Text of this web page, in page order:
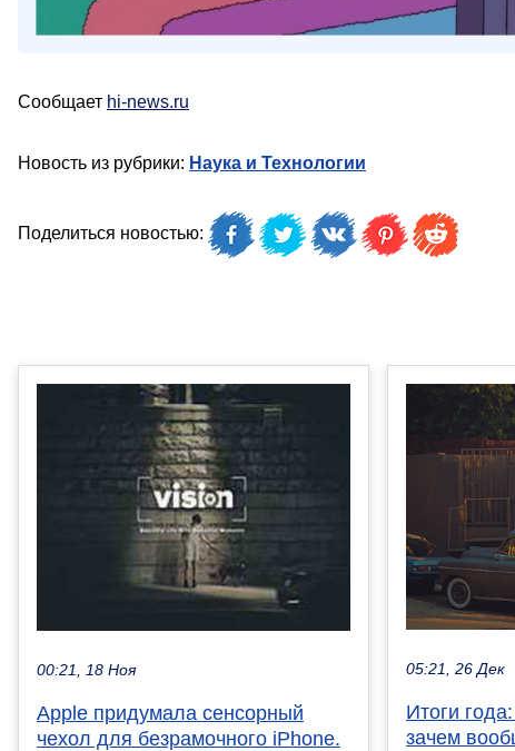
Сообщает hi-news.ru
Новость из рубрики: Наука и Технологии
Поделиться новостью:
00:21, 18 Ноя
Apple придумала сенсорный
чехол для безрамочного iPhone.
05:21, 26 Дек
Итоги
зачем